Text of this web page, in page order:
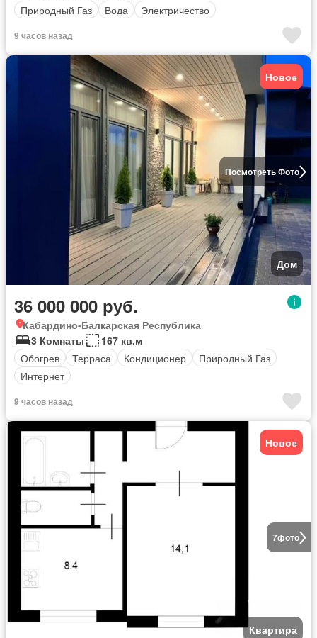
Природный Газ
Вода Электричество
9 часов назад
Посмотреть Фото
Новое
Дом
36 000 000 руб.
Кабардино-Балкарская Республика
3 Комнаты
167 кв.м
Обогрев
Терраса Кондиционер
Природный Газ
Интернет
9 часов назад
7фото
Новое
Квартира